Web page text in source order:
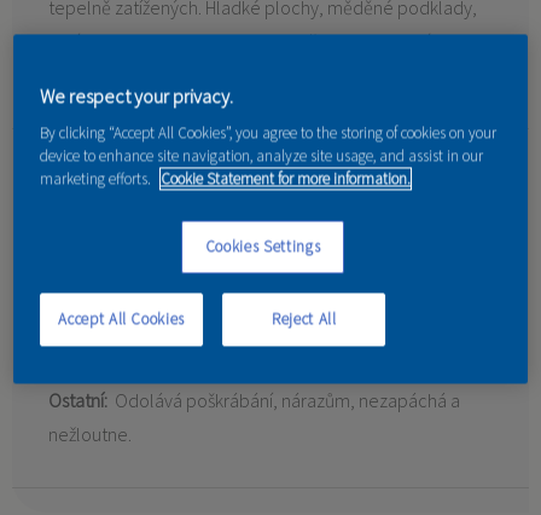
tepelně zatížených. Hladké plochy, měděné podklady,
hliník a podklady z PVC je nutno přebrousit jemným
Vlastnosti:
Výsledný vzhled:Lesklý
Pro vnitřní použití.
Odolnost proti působení tepla:Tepelná odolnost až do
120°.
Ostatní: Odolává poškrábání, nárazům, nezapáchá a
nežloutne.
We respect your privacy.
By clicking “Accept All Cookies”, you agree to the storing of cookies on your
device to enhance site navigation, analyze site usage, and assist in our
marketing efforts. Cookie Statement for more information.
Cookies Settings
Reject All
Accept All Cookies